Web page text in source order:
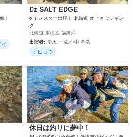
！
イ
Dz SALT EDGE
6 モンスター出現！ 北海道 オヒョウジギン
グ
北海道 東根室 歯舞沖
出演者: 清水 一成,小中 孝浩
オヒョウ
休日は釣りに夢中！